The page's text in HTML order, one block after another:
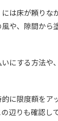
は床が頼りな
や、隙間から
にする方法や
に限度額をア
辺りも確認し